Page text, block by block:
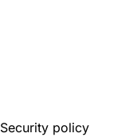
Security policy